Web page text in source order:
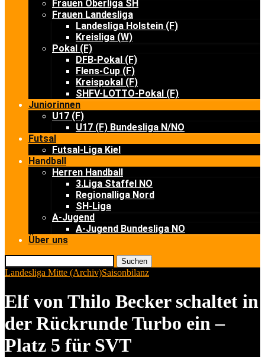
Frauen Oberliga SH
Frauen Landesliga
Landesliga Holstein (F)
Kreisliga (W)
Pokal (F)
DFB-Pokal (F)
Flens-Cup (F)
Kreispokal (F)
SHFV-LOTTO-Pokal (F)
Juniorinnen
U17 (F)
U17 (F) Bundesliga N/NO
Futsal
Futsal-Liga Kiel
Handball
Herren Handball
3.Liga Staffel NO
Regionalliga Nord
SH-Liga
A-Jugend
A-Jugend Bundesliga NO
Über uns
Suchen
Landesliga Mitte (Archiv)Saisonbilanz
Elf von Thilo Becker schaltet in
der Rückrunde Turbo ein –
Platz 5 für SVT